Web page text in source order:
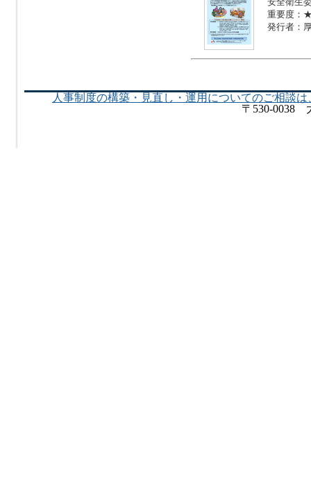
重要度
発行者：
人事制度の構築・見直し・運用についてのご相談
〒530-0038